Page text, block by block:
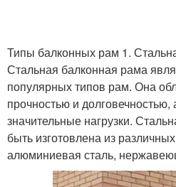
Типы балконных рам 1.
Стальная балконная рама
популярных типов рам. Она
прочностью и
значительные нагрузки.
быть изготовлена из
алюминиевая сталь,